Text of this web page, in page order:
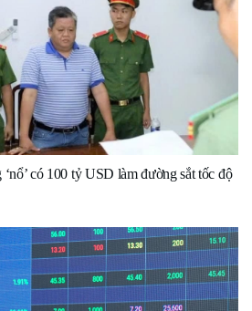
có 100 tỷ USD làm đường sắt tốc độ